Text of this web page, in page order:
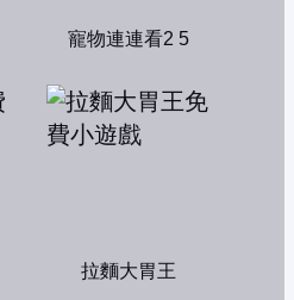
寵物連連看2 5
拉麵大胃王